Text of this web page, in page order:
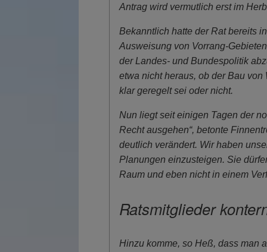
Antrag wird vermutlich erst im
Bekanntlich hatte der Rat bereits
Ausweisung von Vorrang-
der Landes- und Bundespolitik
etwa nicht heraus, ob der Bau
klar geregelt sei oder nicht.
Nun liegt seit einigen Tagen der
Recht ausgehen“, betonte
deutlich verändert. Wir haben
Planungen einzusteigen. Sie
Raum und eben nicht in einem
Ratsmitglieder
Hinzu komme, so Heß, dass man